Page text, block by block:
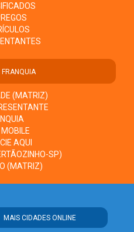
FRANQUIA
(MATRIZ)
MOBILE
AQUI
SP)
(MATRIZ)
MAIS CIDADES ONLINE